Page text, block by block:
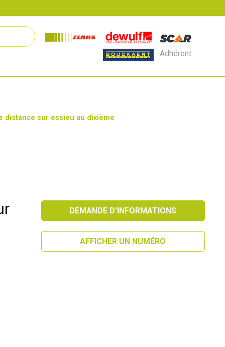
Adhérent
distance sur essieu au dixième
DEMANDE D'INFORMATIONS
AFFICHER UN NUMÉRO